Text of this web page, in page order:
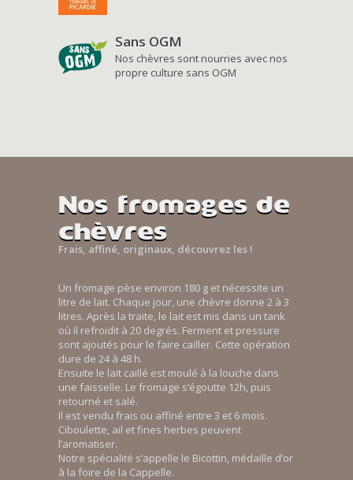
Sans OGM
Nos chèvres sont nourries avec nos
propre culture sans OGM
Nos fromages de
chèvres
Frais, affiné, originaux, découvrez les !
Un fromage pèse environ 180 g et nécessite un
litre de lait. Chaque jour, une chèvre donne 2 à 3
litres. Après la traite, le lait est mis dans un tank
où il refroidit à 20 degrés. Ferment et pressure
sont ajoutés pour le faire cailler. Cette opération
dure de 24 à 48 h.
Ensuite le lait caillé est moulé à la louche dans
une faisselle. Le fromage s’égoutte 12h, puis
retourné et salé.
Il est vendu frais ou affiné entre 3 et 6 mois.
Ciboulette, ail et fines herbes peuvent
l’aromatiser.
Notre spécialité s’appelle le Bicottin, médaille d’or
à la foire de la Cappelle.